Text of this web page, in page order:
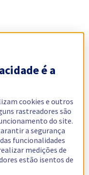
é a
cookies e outros
rastreadores são
do site.
a segurança
funcionalidades
medições de
estão isentos de